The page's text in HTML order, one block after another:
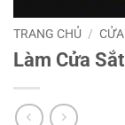
TRANG CHỦ /
Làm Cửa